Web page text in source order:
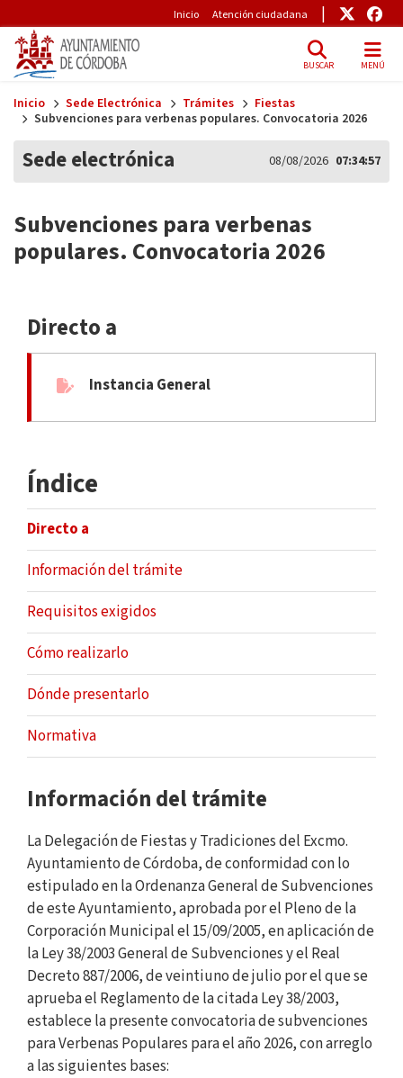
Pre-Header
Inicio Atención ciudadana Enlace
BUSCAR MENÚ
Inicio Sede Electrónica Trámites
Fiestas
Subvenciones para verbenas populares. Convocatoria 2026
Sede electrónica 08/08/2026 07:34:58
Subvenciones para verbenas
populares. Convocatoria 2026
Directo a
Instancia General
Índice
Directo a
Información del trámite
Requisitos exigidos
Cómo realizarlo
Dónde presentarlo
Normativa
Información del trámite
La Delegación de Fiestas y Tradiciones del Excmo.
Ayuntamiento de Córdoba, de conformidad con lo
estipulado en la Ordenanza General de Subvenciones
de este Ayuntamiento, aprobada por el Pleno de la
Corporación Municipal el 15/09/2005, en aplicación de
la Ley 38/2003 General de Subvenciones y el Real
Decreto 887/2006, de veintiuno de julio por el que se
aprueba el Reglamento de la citada Ley 38/2003,
establece la presente convocatoria de subvenciones
para Verbenas Populares para el año 2026, con arreglo
a las siguientes bases: